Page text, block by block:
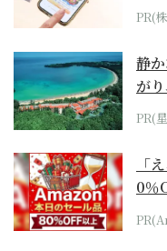
PR(
静
が
ホ
PR(
「
0％
本